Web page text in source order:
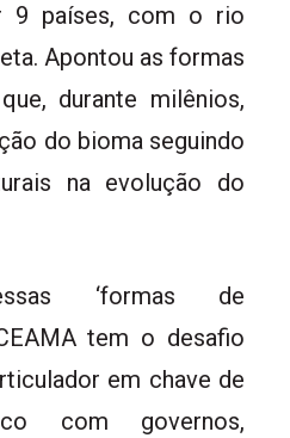
9 países, com o rio
Apontou as formas
durante milênios,
do bioma seguindo
na evolução do
‘formas de
tem o desafio
em chave de
com governos,